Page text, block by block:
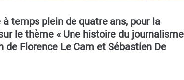
temps plein de quatre ans, pour la
le thème « Une histoire du journalisme
de Florence Le Cam et Sébastien De